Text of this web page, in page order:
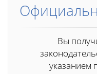
Вы
указанием